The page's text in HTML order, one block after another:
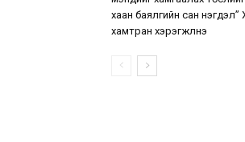
хаан баялгийн сан нэгдэл”
хамтран хэрэгжүүлнэ